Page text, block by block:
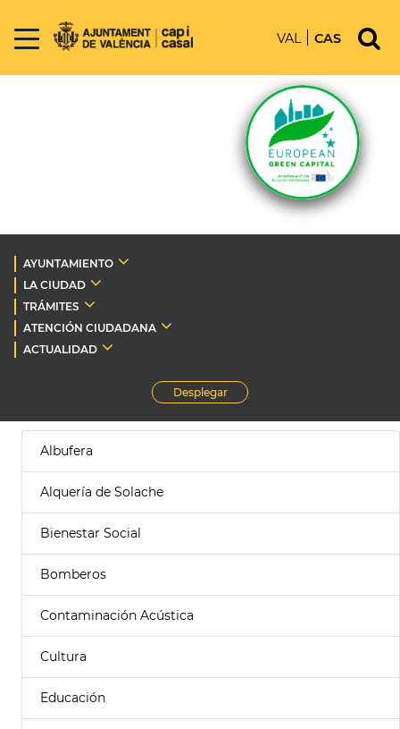
VAL CAS
AYUNTAMIENTO
LA CIUDAD
TRÁMITES
ATENCIÓN CIUDADANA
ACTUALIDAD
Desplegar
Albufera
Alquería de Solache
Bienestar Social
Bomberos
Contaminación Acústica
Cultura
Educación